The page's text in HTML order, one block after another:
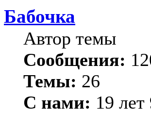
Бабочка
Автор темы
Сообщения:
Темы: 26
С нами: 19